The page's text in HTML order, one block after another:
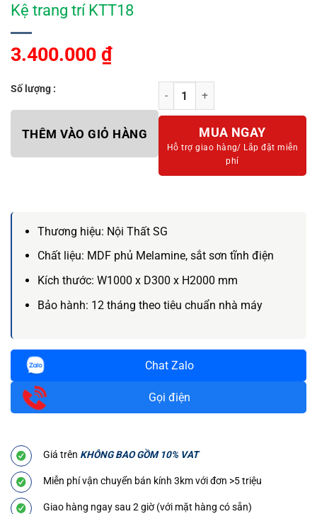
Kệ trang trí KTT18
3.400.000 ₫
Số lượng : Kệ trang trí KTT18 số lượng
THÊM VÀO GIỎ HÀNG MUA NGAY
Hỗ trợ giao hàng/ Lắp đặt miễn
phí
Thương hiệu: Nội Thất SG
Chất liệu: MDF phủ Melamine, sắt sơn tĩnh điện
Kích thước: W1000 x D300 x H2000 mm
Bảo hành: 12 tháng theo tiêu chuẩn nhà máy
Chat Zalo
Gọi điện
Giá trên KHÔNG BAO GỒM 10% VAT
Miễn phí vận chuyển bán kính 3km với đơn >5 triệu
Giao hàng ngay sau 2 giờ (với mặt hàng có sẵn)